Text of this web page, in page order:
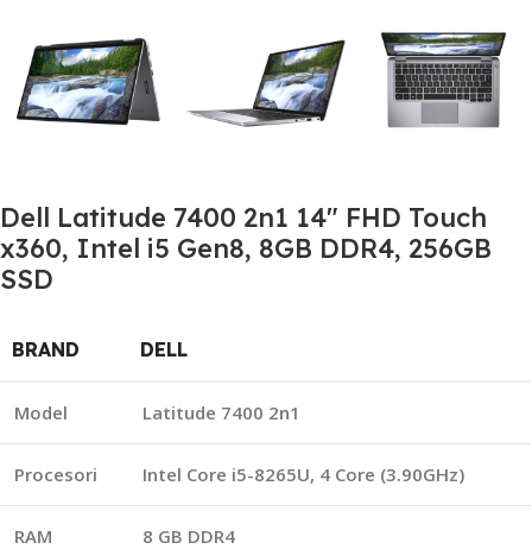
Dell Latitude 7400 2n1 14″ FHD Touch
x360, Intel i5 Gen8, 8GB DDR4, 256GB
SSD
BRAND DELL
Model Latitude 7400 2n1
Procesori Intel Core i5-8265U, 4 Core (3.90GHz)
RAM 8 GB DDR4